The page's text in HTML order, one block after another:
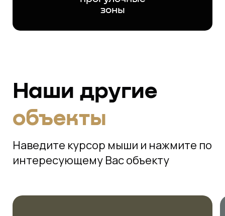
зоны
Наши другие
объекты
Наведите курсор мыши и нажмите по
интересующему Вас объекту